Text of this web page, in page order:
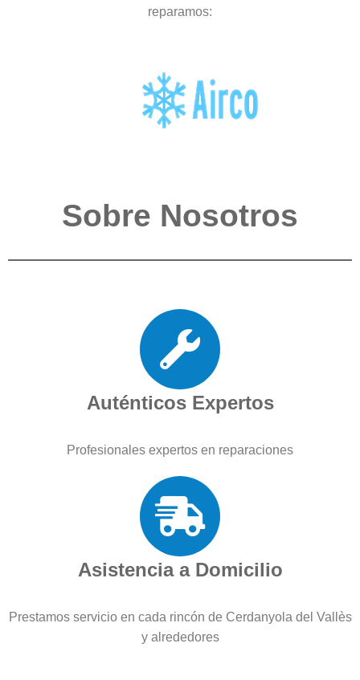
reparamos:
Sobre Nosotros
Auténticos Expertos
Profesionales expertos en reparaciones
Asistencia a Domicilio
Prestamos servicio en cada rincón de Cerdanyola del Vallès
y alrededores